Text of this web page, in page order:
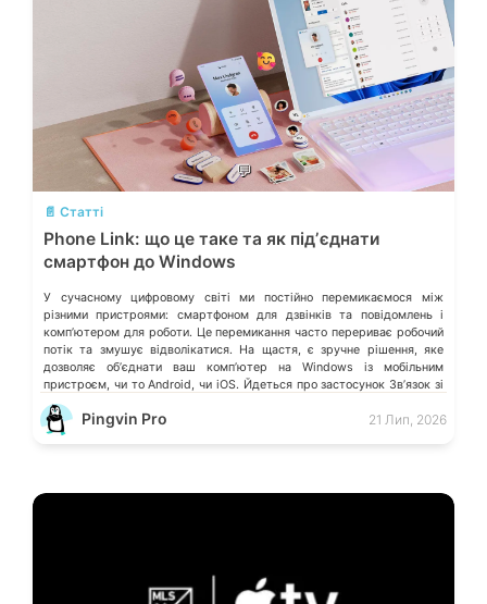
💬
📄 Статті
Phone Link: що це таке та як підʼєднати
смартфон до Windows
У сучасному цифровому світі ми постійно перемикаємося між
різними пристроями: смартфоном для дзвінків та повідомлень і
компʼютером для роботи. Це перемикання часто перериває робочий
потік та змушує відволікатися. На щастя, є зручне рішення, яке
дозволяє обʼєднати ваш компʼютер на Windows із мобільним
пристроєм, чи то Android, чи iOS. Йдеться про застосунок Звʼязок зі
смартфоном (Phone Link) від Microsoft, що перетворює ваш ПК на
своєрідний «міст» до функцій смартфона.
Pingvin Pro 21 Лип, 2026